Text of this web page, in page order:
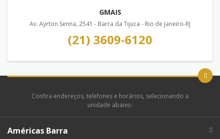
GMAIS
Av. Ayrton Senna, 2541 - Barra da Tijuca - Rio de Janeiro-RJ
(21) 3609-6120
Confira endereços, telefones e horários, selecionando a
unidade abaixo:
Américas Barra